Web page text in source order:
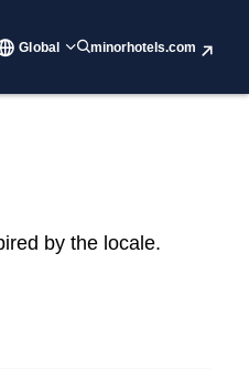
Global minorhotels.com
by the locale.